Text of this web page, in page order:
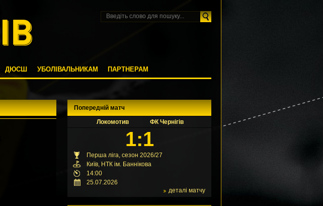
ДЮСШ УБОЛІВАЛЬНИКАМ ПАРТНЕРАМ
Попередній матч
Локомотив
ФК Чернігів
1:1
Перша ліга, сезон 2026/27
Київ, НТК ім. Баннікова
14:00
25.07.2026
деталі матчу